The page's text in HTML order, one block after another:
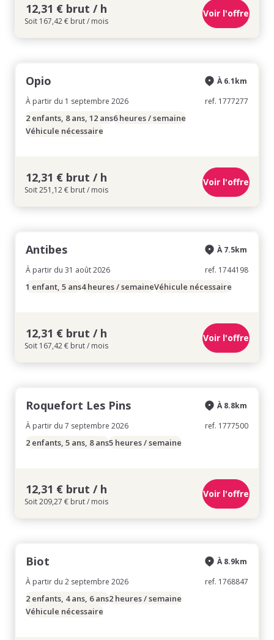
12,31 € brut / h
Soit 167,42 € brut / mois
Voir l'offre
Opio
À partir du 1 septembre 2026
À 6.1km
ref. 1777277
2 enfants, 8 ans, 12 ans6 heures / semaine
Véhicule nécessaire
12,31 € brut / h
Soit 251,12 € brut / mois
Voir l'offre
Antibes
À partir du 31 août 2026
À 7.5km
ref. 1744198
1 enfant, 5 ans4 heures / semaineVéhicule nécessaire
12,31 € brut / h
Soit 167,42 € brut / mois
Voir l'offre
Roquefort Les Pins
À partir du 7 septembre 2026
À 8.8km
ref. 1777500
2 enfants, 5 ans, 8 ans5 heures / semaine
12,31 € brut / h
Soit 209,27 € brut / mois
Voir l'offre
Biot
À partir du 2 septembre 2026
À 8.9km
ref. 1768847
2 enfants, 4 ans, 6 ans2 heures / semaine
Véhicule nécessaire